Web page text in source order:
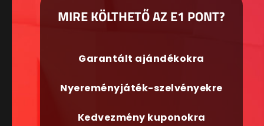
MIRE KÖLTHETŐ AZ E1 PONT?
Garantált ajándékokra
Nyereményjáték-szelvényekre
Kedvezmény kuponokra